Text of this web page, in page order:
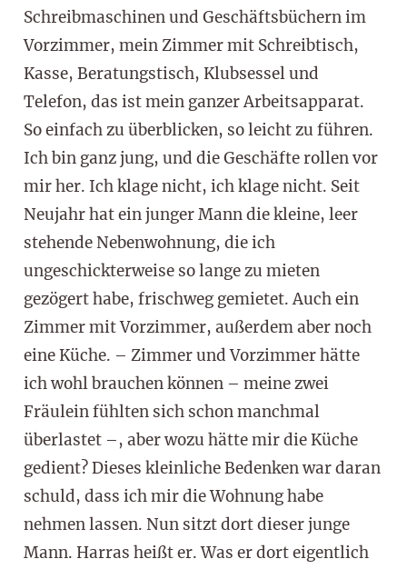
Schreibmaschinen und Geschäftsbüchern im
Vorzimmer, mein Zimmer mit Schreibtisch,
Kasse, Beratungstisch, Klubsessel und
Telefon, das ist mein ganzer Arbeitsapparat.
So einfach zu überblicken, so leicht zu führen.
Ich bin ganz jung, und die Geschäfte rollen vor
mir her. Ich klage nicht, ich klage nicht. Seit
Neujahr hat ein junger Mann die kleine, leer
stehende Nebenwohnung, die ich
ungeschickterweise so lange zu mieten
gezögert habe, frischweg gemietet. Auch ein
Zimmer mit Vorzimmer, außerdem aber noch
eine Küche. – Zimmer und Vorzimmer hätte
ich wohl brauchen können – meine zwei
Fräulein fühlten sich schon manchmal
überlastet –, aber wozu hätte mir die Küche
gedient? Dieses kleinliche Bedenken war daran
schuld, dass ich mir die Wohnung habe
nehmen lassen. Nun sitzt dort dieser junge
Mann. Harras heißt er. Was er dort eigentlich